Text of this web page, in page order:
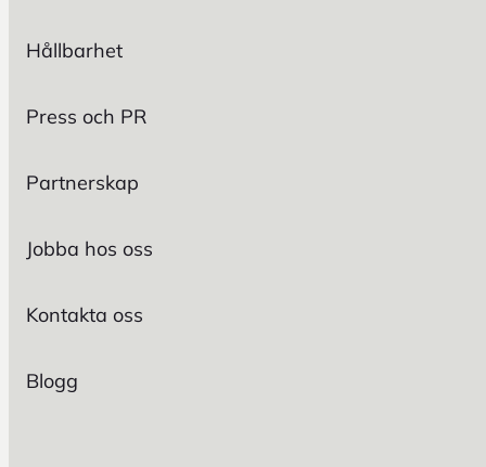
Hållbarhet
Press och PR
Partnerskap
Jobba hos oss
Kontakta oss
Blogg